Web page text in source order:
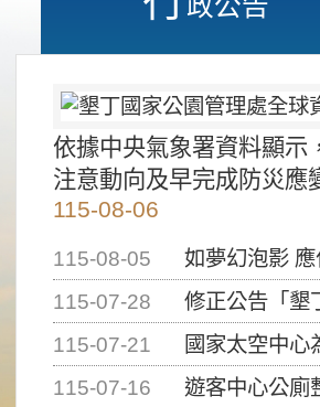
依據中央氣象署資料顯示
注意動向及早完成防災應
115-08-06
115-08-05
如夢幻泡影
115-07-28
修正公告「墾丁國家公
115-07-21
國家太空中心為辦理
115-07-16
遊客中心公廁